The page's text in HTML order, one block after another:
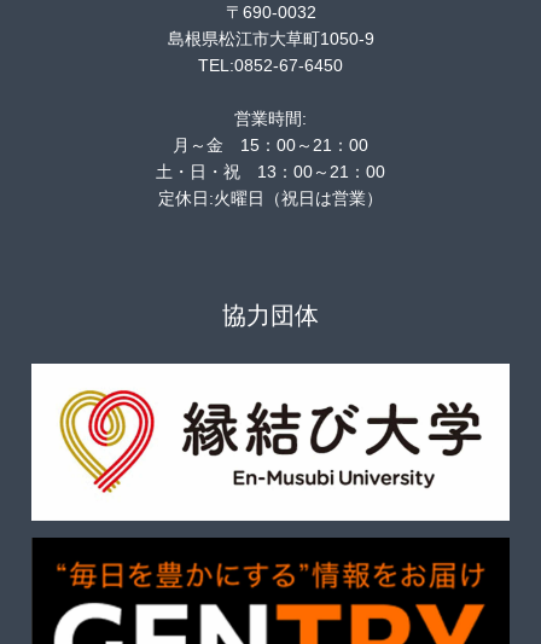
〒690-0032
島根県松江市大草町1050-9
TEL:0852-67-6450
営業時間:
月～金 15：00～21：00
土・日・祝 13：00～21：00
定休日:火曜日（祝日は営業）
協力団体